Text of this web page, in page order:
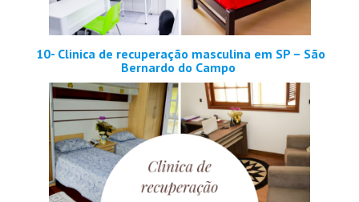
10- Clinica de recuperação masculina em SP – São
Bernardo do Campo